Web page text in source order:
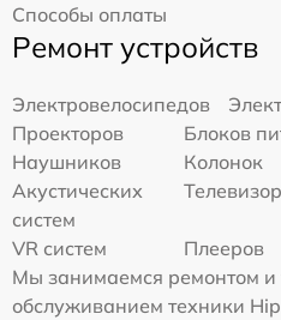
Способы оплаты
Ремонт устройств
Электровелосипедов
Проекторов
Блоков
Наушников
Колонок
Акустических
систем
VR систем
Плееров
Мы занимаемся ремонтом и
обслуживанием техники